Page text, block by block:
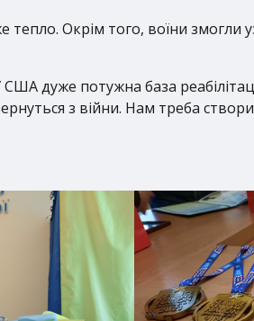
тепло. Окрім того, воїни
дуже потужна база
з війни. Нам треба